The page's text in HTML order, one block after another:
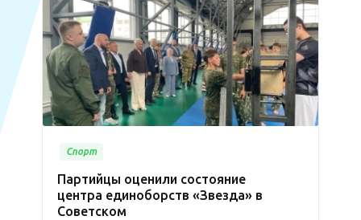
Спорт
Партийцы оценили состояние
центра единоборств «Звезда» в
Советском